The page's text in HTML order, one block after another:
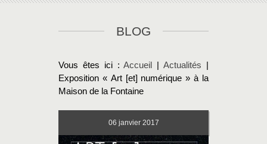
BLOG
Vous êtes ici :Accueil |Actualités
Exposition « Art [et] numérique » à la
Maison de la Fontaine
06 janvier 2017